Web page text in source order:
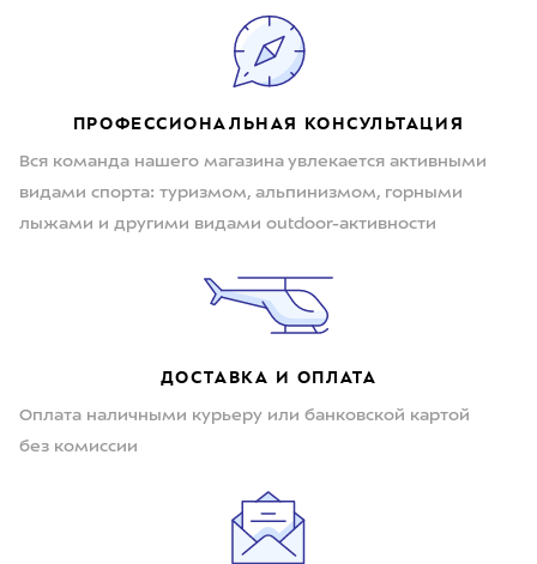
ПРОФЕССИОНАЛЬНАЯ КОНСУЛЬТАЦИЯ
Вся команда нашего магазина увлекается активными
видами спорта: туризмом, альпинизмом, горными
лыжами и другими видами outdoor-активности
ДОСТАВКА И ОПЛАТА
Оплата наличными курьеру или банковской картой
без комиссии